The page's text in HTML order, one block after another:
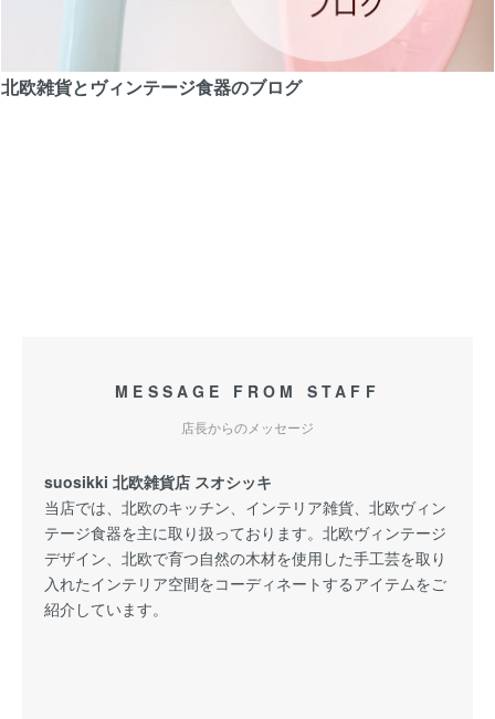
北欧雑貨とヴィンテージ食器のブログ
MESSAGE FROM STAFF
店長からのメッセージ
suosikki 北欧雑貨店 スオシッキ
当店では、北欧のキッチン、インテリア雑貨、北欧ヴィン
テージ食器を主に取り扱っております。北欧ヴィンテージ
デザイン、北欧で育つ自然の木材を使用した手工芸を取り
入れたインテリア空間をコーディネートするアイテムをご
紹介しています。